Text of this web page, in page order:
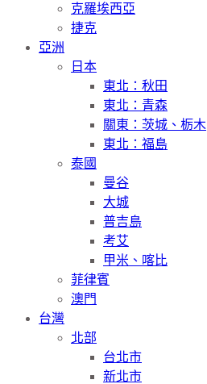
克羅埃西亞
捷克
亞洲
日本
東北：秋田
東北：青森
關東：茨城、栃木
東北：福島
泰國
曼谷
大城
普吉島
考艾
甲米、喀比
菲律賓
澳門
台灣
北部
台北市
新北市